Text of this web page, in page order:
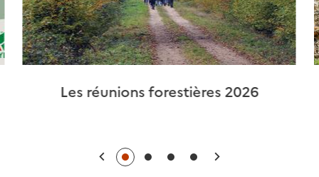
Les réunions forestières 2026